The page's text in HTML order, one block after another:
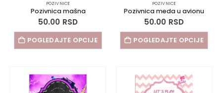
POZIVNICE
Pozivnica mašna
50.00 RSD
POGLEDAJTE OPCIJE
POZIVNICE
Pozivnica meda u avionu
50.00 RSD
POGLEDAJTE OPCIJE